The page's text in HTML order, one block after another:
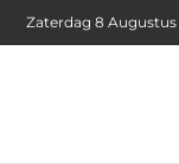
Zaterdag 8 Augustus